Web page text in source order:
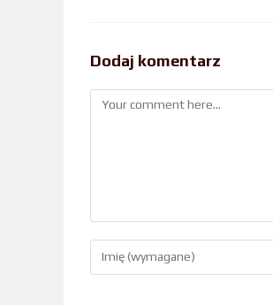
Dodaj komentarz